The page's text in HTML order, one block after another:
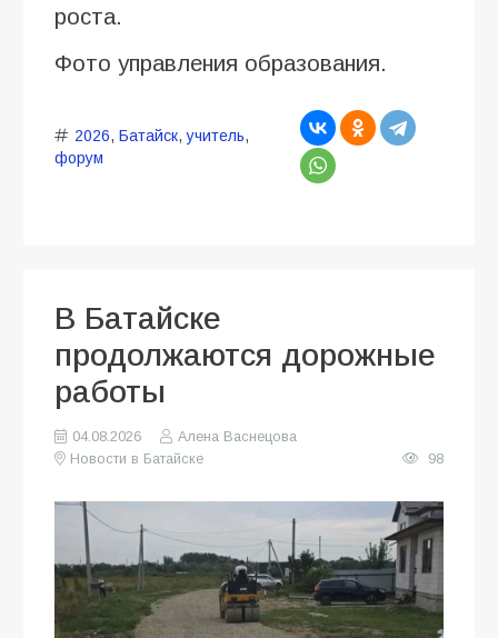
роста.
Фото управления образования.
2026, Батайск,учитель,
форум
В Батайске
продолжаются дорожные
работы
04.08.2026
Алена Васнецова
Новости в Батайске
98